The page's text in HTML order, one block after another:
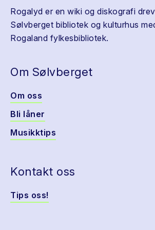
Rogalyd er en wiki og diskografi
Sølvberget bibliotek og kulturhus
Rogaland fylkesbibliotek.
Om Sølvberget
Om oss
Bli låner
Musikktips
Kontakt oss
Tips oss!